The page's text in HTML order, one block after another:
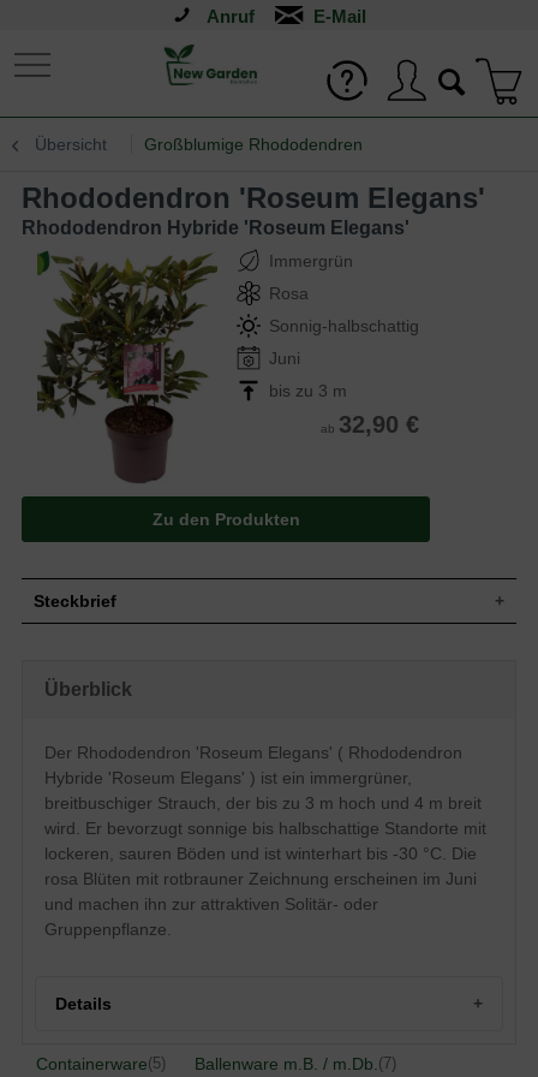
Anruf
Übersicht Großblumige Rhododendren
Rhododendron 'Roseum Elegans'
Rhododendron Hybride 'Roseum Elegans'
Immergrün
Rosa
Sonnig-halbschattig
Juni
bis zu 3 m
ab 32,90 €
Zu den Produkten
Steckbrief
Wuchs
Blatt
Immergrün, elliptisch, am Ende
zugespitzt, leicht gewölbt, mattgrün, 8 bis
15 cm lang
Frucht
Kapselfrucht
Blüte
Rosa Blüten mit leichter rotbrauner
Zeichnung
Blütezeit
Juni
Rinde
Braun
Boden
Der Rhododendron Hybride 'Roseum
Überblick
Der Rhododendron 'Roseum Elegans' ( Rhododendron
Hybride 'Roseum Elegans' ) ist ein immergrüner,
breitbuschiger Strauch, der bis zu 3 m hoch und 4 m breit
wird. Er bevorzugt sonnige bis halbschattige Standorte mit
lockeren, sauren Böden und ist winterhart bis -30 °C. Die
rosa Blüten mit rotbrauner Zeichnung erscheinen im Juni
und machen ihn zur attraktiven Solitär- oder
Gruppenpflanze.
Details
Containerware(5) Ballenware m.B. / m.Db. (7)